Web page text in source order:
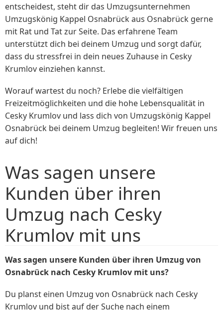
entscheidest, steht dir das Umzugsunternehmen
Umzugskönig Kappel Osnabrück aus Osnabrück gerne
mit Rat und Tat zur Seite. Das erfahrene Team
unterstützt dich bei deinem Umzug und sorgt dafür,
dass du stressfrei in dein neues Zuhause in Cesky
Krumlov einziehen kannst.
Worauf wartest du noch? Erlebe die vielfältigen
Freizeitmöglichkeiten und die hohe Lebensqualität in
Cesky Krumlov und lass dich von Umzugskönig Kappel
Osnabrück bei deinem Umzug begleiten! Wir freuen uns
auf dich!
Was sagen unsere
Kunden über ihren
Umzug nach Cesky
Krumlov mit uns
Was sagen unsere Kunden über ihren Umzug von
Osnabrück nach Cesky Krumlov mit uns?
Du planst einen Umzug von Osnabrück nach Cesky
Krumlov und bist auf der Suche nach einem